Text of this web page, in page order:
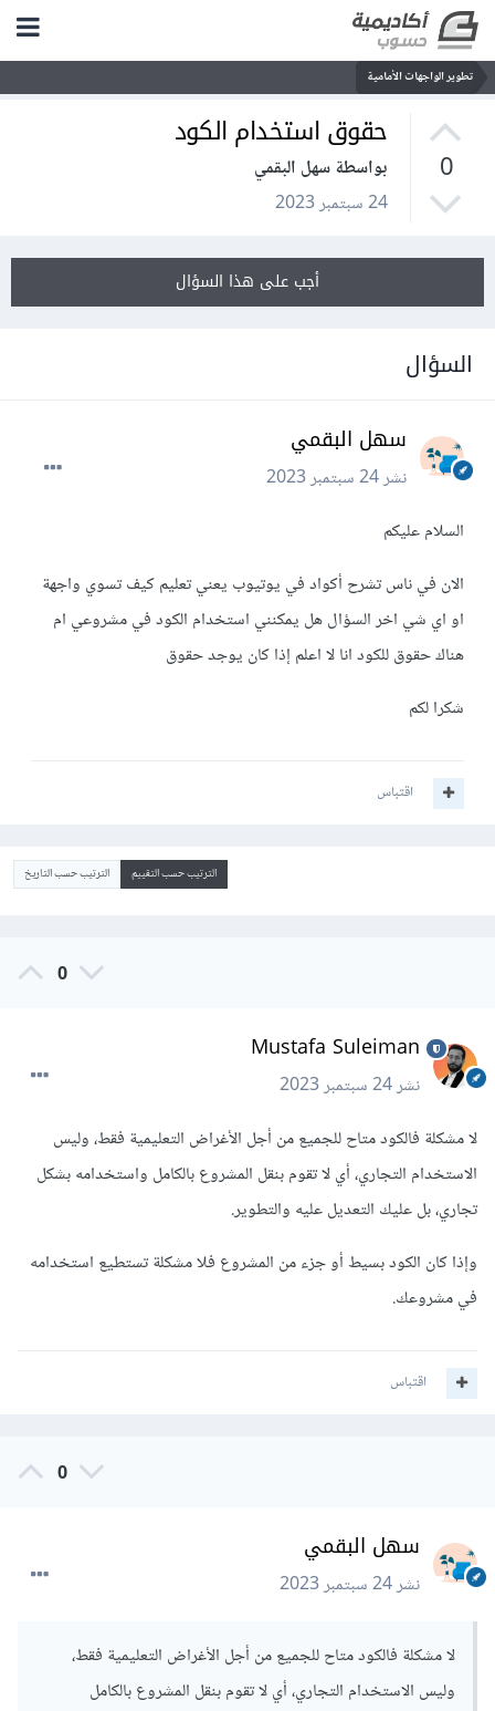
تطوير الواجهات الأمامية
0
حقوق استخدام الكود
بواسطة سهل البقمي
24 سبتمبر 2023
أجب على هذا السؤال
السؤال
سهل البقمي
نشر24 سبتمبر 2023
السلام عليكم
الان في ناس تشرح أكواد في يوتيوب يعني تعليم كيف تسوي واجهة
او اي شي اخر السؤال هل يمكنني استخدام الكود في مشروعي ام
هناك حقوق للكود انا لا اعلم إذا كان يوجد حقوق
شكرا لكم
اقتباس
الترتيب حسب التقييم الترتيب حسب التاريخ
0
Mustafa Suleiman
نشر24 سبتمبر 2023
لا مشكلة فالكود متاح للجميع من أجل الأغراض التعليمية فقط، وليس
الاستخدام التجاري، أي لا تقوم بنقل المشروع بالكامل واستخدامه بشكل
تجاري، بل عليك التعديل عليه والتطوير.
وإذا كان الكود بسيط أو جزء من المشروع فلا مشكلة تستطيع استخدامه
في مشروعك.
اقتباس
0
سهل البقمي
نشر24 سبتمبر 2023
لا مشكلة فالكود متاح للجميع من أجل الأغراض التعليمية فقط،
وليس الاستخدام التجاري، أي لا تقوم بنقل المشروع بالكامل